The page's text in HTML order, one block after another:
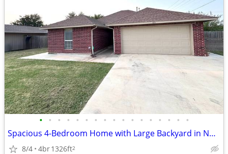
• • • • • • • • • • • • • • • • •
Spacious 4-Bedroom Home with Large Backyard in NW Oklahoma City!
8/4 4br1326ft2